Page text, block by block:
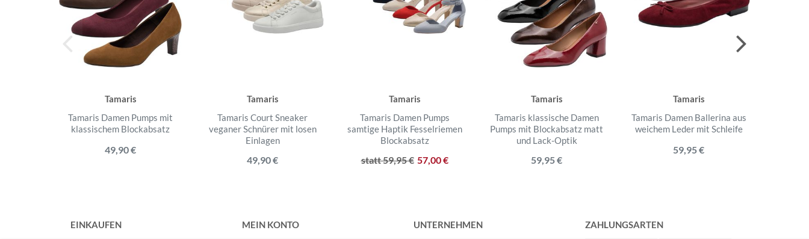
Tamaris
Tamaris Damen Pumps mit
klassischem Blockabsatz
49,90 €
Tamaris
Tamaris Court Sneaker
veganer Schnürer mit losen
Einlagen
49,90 €
Tamaris
Tamaris Damen Pumps
samtige Haptik Fesselriemen
Blockabsatz
statt 59,95 € 57,00 €
Tamaris
Tamaris klassische Damen
Pumps mit Blockabsatz matt
und Lack-Optik
59,95 €
Tamaris
Tamaris Damen Ballerina aus
weichem Leder mit Schleife
59,95 €
EINKAUFEN MEIN KONTO UNTERNEHMEN ZAHLUNGSARTEN